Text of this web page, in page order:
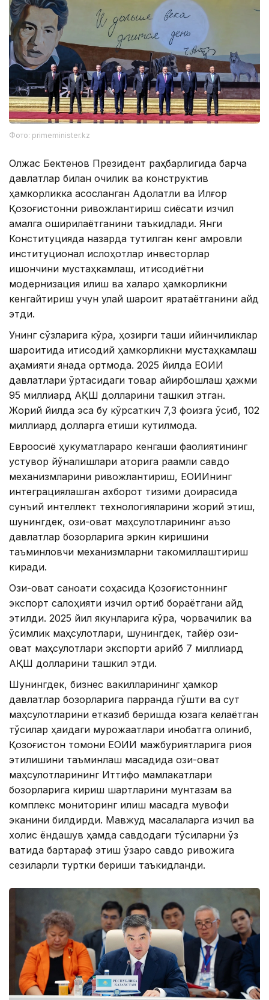
Фото: primeminister.kz
Олжас Бектенов Президент раҳбарлигида барча
давлатлар билан очиқлик ва конструктив
ҳамкорликка асосланган Адолатли ва Илғор
Қозоғистонни ривожлантириш сиёсати изчил
амалга оширилаётганини таъкидлади. Янги
Конституцияда назарда тутилган кенг қамровли
институционал ислоҳотлар инвесторлар
ишончини мустаҳкамлаш, иқтисодиётни
модернизация қилиш ва халқаро ҳамкорликни
кенгайтириш учун қулай шароит яратаётганини қайд
этди.
Унинг сўзларига кўра, ҳозирги ташқи қийинчиликлар
шароитида иқтисодий ҳамкорликни мустаҳкамлаш
аҳамияти янада ортмоқда. 2025 йилда ЕОИИ
давлатлари ўртасидаги товар айирбошлаш ҳажми
95 миллиард АҚШ долларини ташкил этган.
Жорий йилда эса бу кўрсаткич 7,3 фоизга ўсиб, 102
миллиард долларга етиши кутилмоқда.
Евроосиё ҳукуматлараро кенгаши фаолиятининг
устувор йўналишлари қаторига рақамли савдо
механизмларини ривожлантириш, ЕОИИнинг
интеграциялашган ахборот тизими доирасида
сунъий интеллект технологияларини жорий этиш,
шунингдек, озиқ-овқат маҳсулотларининг аъзо
давлатлар бозорларига эркин киришини
таъминловчи механизмларни такомиллаштириш
киради.
Озиқ-овқат саноати соҳасида Қозоғистоннинг
экспорт салоҳияти изчил ортиб бораётгани қайд
этилди. 2025 йил якунларига кўра, чорвачилик ва
ўсимлик маҳсулотлари, шунингдек, тайёр озиқ-
овқат маҳсулотлари экспорти қарийб 7 миллиард
АҚШ долларини ташкил этди.
Шунингдек, бизнес вакилларининг ҳамкор
давлатлар бозорларига парранда гўшти ва сут
маҳсулотларини етказиб беришда юзага келаётган
тўсиқлар ҳақидаги мурожаатлари инобатга олиниб,
Қозоғистон томони ЕОИИ мажбуриятларига риоя
этилишини таъминлаш мақсадида озиқ-овқат
маҳсулотларининг Иттифоқ мамлакатлари
бозорларига кириш шартларини мунтазам ва
комплекс мониторинг қилиш мақсадга мувофиқ
эканини билдирди. Мавжуд масалаларга изчил ва
холис ёндашув ҳамда савдодаги тўсиқларни ўз
вақтида бартараф этиш ўзаро савдо ривожига
сезиларли туртки бериши таъкидланди.